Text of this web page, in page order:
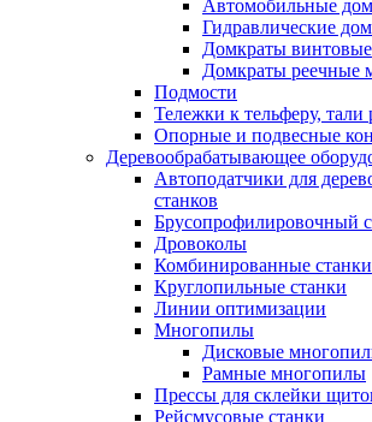
Автомобильные
Гидравлические
Домкраты винтовые
Домкраты реечные
Подмости
Тележки к тельферу, тали
Опорные и подвесные
Деревообрабатывающее
Автоподатчики для
станков
Брусопрофилировочный
Дровоколы
Комбинированные станки
Круглопильные станки
Линии оптимизации
Многопилы
Дисковые
Рамные многопилы
Прессы для склейки
Рейсмусовые станки